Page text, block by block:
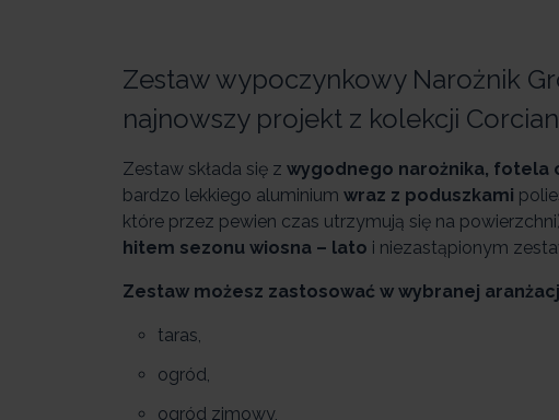
Zestaw wypoczynkowy Narożnik
najnowszy projekt z kolekcji
Zestaw składa się z wygodnego narożnika, fotela
bardzo lekkiego aluminium wraz z poduszkami
które przez pewien czas utrzymują się na
hitem sezonu wiosna – lato i niezastąpionym
Zestaw możesz zastosować w wybranej
taras,
ogród,
ogród zimowy,